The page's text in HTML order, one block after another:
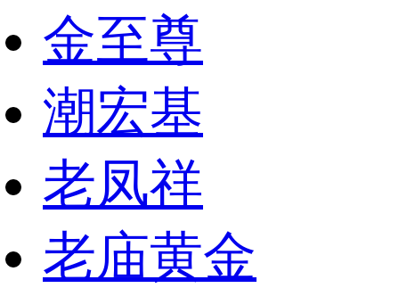
金至尊
潮宏基
老凤祥
老庙黄金